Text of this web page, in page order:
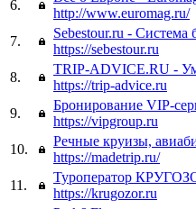
6.
http://www.euromag.ru/
7.
Sebestour.ru -
https://sebestour.ru
8.
TRIP-ADVICE.RU -
https://trip-advice.ru
9.
Бронирование VIP-
https://vipgroup.ru
10.
Речные круизы,
https://madetrip.ru/
11.
Туроператор
https://krugozor.ru